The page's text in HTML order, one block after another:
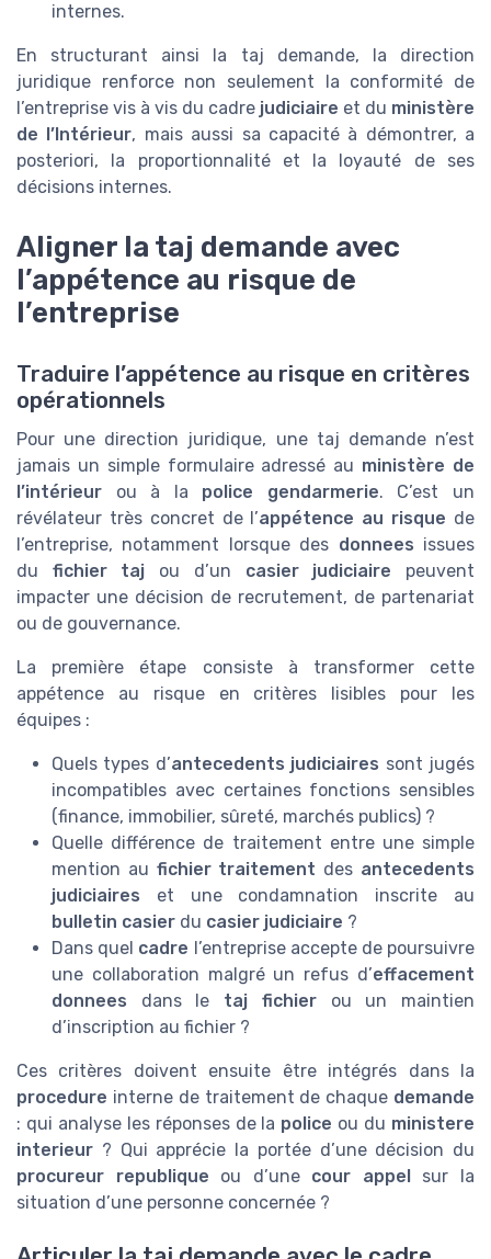
internes.
En structurant ainsi la taj demande, la direction
juridique renforce non seulement la conformité de
l’entreprise vis à vis du cadre judiciaire et du ministère
de l’Intérieur, mais aussi sa capacité à démontrer, a
posteriori, la proportionnalité et la loyauté de ses
décisions internes.
Aligner la taj demande avec
l’appétence au risque de
l’entreprise
Traduire l’appétence au risque en critères
opérationnels
Pour une direction juridique, une taj demande n’est
jamais un simple formulaire adressé au ministère de
l’intérieur ou à la police gendarmerie. C’est un
révélateur très concret de l’appétence au risque de
l’entreprise, notamment lorsque des donnees issues
du fichier taj ou d’un casier judiciaire peuvent
impacter une décision de recrutement, de partenariat
ou de gouvernance.
La première étape consiste à transformer cette
appétence au risque en critères lisibles pour les
équipes :
Quels types d’antecedents judiciaires sont jugés
incompatibles avec certaines fonctions sensibles
(finance, immobilier, sûreté, marchés publics) ?
Quelle différence de traitement entre une simple
mention au fichier traitement des antecedents
judiciaires et une condamnation inscrite au
bulletin casier du casier judiciaire ?
Dans quel cadre l’entreprise accepte de poursuivre
une collaboration malgré un refus d’effacement
donnees dans le taj fichierou un maintien
d’inscription au fichier ?
Ces critères doivent ensuite être intégrés dans la
procedure interne de traitement de chaque demande
: qui analyse les réponses de la police ou du ministere
interieur ? Qui apprécie la portée d’une décision du
procureur republique ou d’une cour appelsur la
situation d’une personne concernée ?